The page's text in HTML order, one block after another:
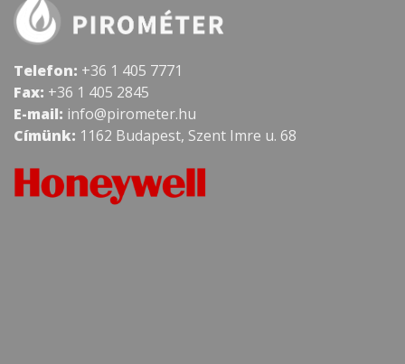
Telefon: +36 1 405 7771
Fax: +36 1 405 2845
E-mail: info@pirometer.hu
Címünk: 1162 Budapest, Szent Imre u. 68